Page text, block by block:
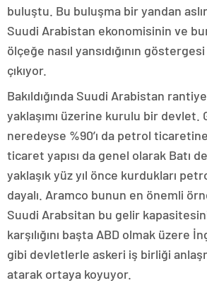
buluştu. Bu buluşma bir yandan
Suudi Arabistan ekonomisinin ve
ölçeğe nasıl yansıdığının
çıkıyor.
Bakıldığında Suudi Arabistan
yaklaşımı üzerine kurulu bir devlet.
neredeyse %90’ı da petrol
ticaret yapısı da genel olarak Batı
yaklaşık yüz yıl önce kurdukları
dayalı. Aramco bunun en önemli
Suudi Arabsitan bu gelir
karşılığını başta ABD olmak üzere
gibi devletlerle askeri iş birliği
atarak ortaya koyuyor.